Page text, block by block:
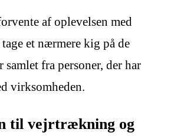
af oplevelsen med
et nærmere kig på de
samlet fra personer, der har
virksomheden.
til vejrtrækning og